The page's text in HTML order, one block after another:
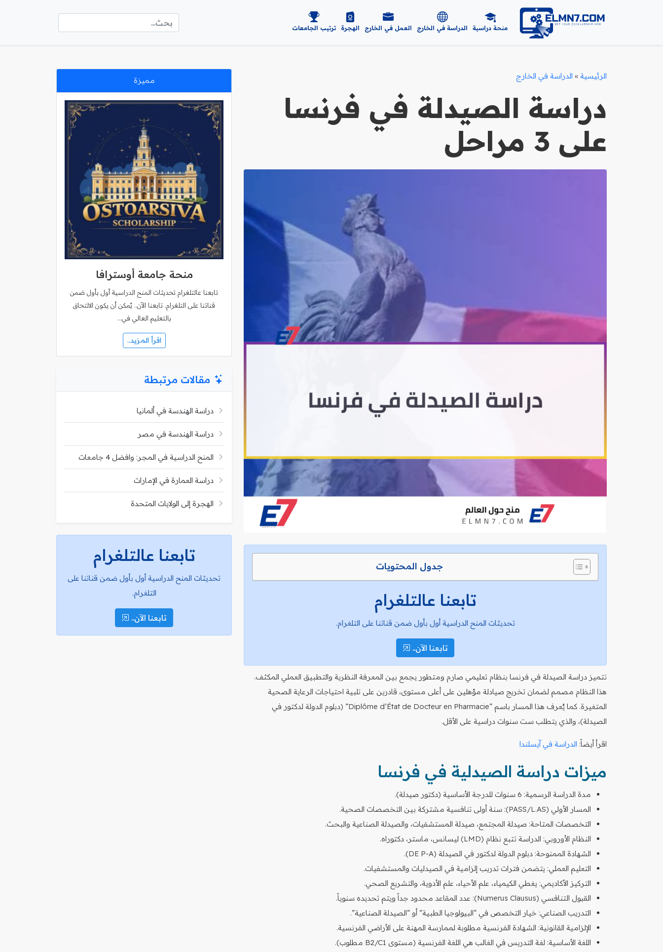
منحة دراسية الدراسة في الخارج العمل في الخارج الهجرة ترتيب الجامعات
الرئيسية » الدراسة في الخارج
دراسة الصيدلة في فرنسا
على 3 مراحل
جدول المحتويات
تابعنا عالتلغرام
تحديثات المنح الدراسية أول بأول ضمن قناتنا على التلغرام.
تابعنا الآن..
تتميز دراسة الصيدلة في فرنسا بنظام تعليمي صارم ومتطور يجمع بين المعرفة النظرية والتطبيق العملي المكثف.
هذا النظام مصمم لضمان تخريج صيادلة مؤهلين على أعلى مستوى، قادرين على تلبية احتياجات الرعاية الصحية
المتغيرة. كما يُعرف هذا المسار باسم “Diplôme d’État de Docteur en Pharmacie” (دبلوم الدولة لدكتور في
الصيدلة)، والذي يتطلب ست سنوات دراسية على الأقل.
اقرأ أيضاً: الدراسة في آيسلندا
ميزات دراسة الصيدلية في فرنسا
مدة الدراسة الرسمية: 6 سنوات للدرجة الأساسية (دكتور صيدلة).
المسار الأولي (PASS/L.AS): سنة أولى تنافسية مشتركة بين التخصصات الصحية.
التخصصات المتاحة: صيدلة المجتمع، صيدلة المستشفيات، والصيدلة الصناعية والبحث.
النظام الأوروبي: الدراسة تتبع نظام (LMD) ليسانس، ماستر، دكتوراه.
الشهادة الممنوحة: دبلوم الدولة لدكتور في الصيدلة (DE P-A).
التعليم العملي: يتضمن فترات تدريب إلزامية في الصيدليات والمستشفيات.
التركيز الأكاديمي: يغطي الكيمياء، علم الأحياء، علم الأدوية، والتشريع الصحي.
القبول التنافسي (Numerus Clausus): عدد المقاعد محدود جداً ويتم تحديده سنوياً.
التدريب الصناعي: خيار التخصص في “البيولوجيا الطبية” أو “الصيدلة الصناعية”.
الإلزامية القانونية: الشهادة الفرنسية مطلوبة لممارسة المهنة على الأراضي الفرنسية.
اللغة الأساسية: لغة التدريس في الغالب هي اللغة الفرنسية (مستوى B2/C1 مطلوب).
مميزة
منحة جامعة أوسترافا
تابعنا عالتلغرام تحديثات المنح الدراسية أول بأول ضمن
قناتنا على التلغرام. تابعنا الآن.. يُمكن أن يكون الالتحاق
بالتعليم العالي في…
اقرأ المزيد..
مقالات مرتبطة
دراسة الهندسة في ألمانيا
دراسة الهندسة في مصر
المنح الدراسية في المجر: وافضل 4 جامعات
دراسة العمارة في الإمارات
الهجرة إلى الولايات المتحدة
تابعنا عالتلغرام
تحديثات المنح الدراسية أول بأول ضمن قناتنا على
التلغرام.
تابعنا الآن..